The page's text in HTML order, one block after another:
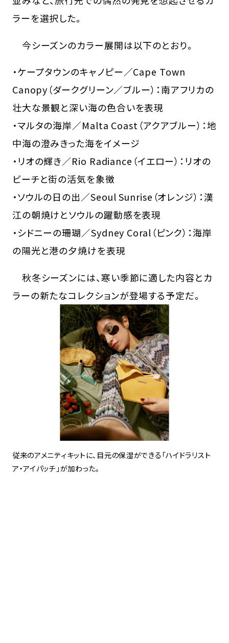
ラーを選択した。
今シーズンのカラー展開は以下のとおり。
・ケープタウンのキャノピー／Cape Town
Canopy（ダークグリーン／ブルー）：南アフリカの
壮大な景観と深い海の色合いを表現
・マルタの海岸／Malta Coast（アクアブルー）：地
中海の澄みきった海をイメージ
・リオの輝き／Rio Radiance（イエロー）：リオの
ビーチと街の活気を象徴
・ソウルの日の出／Seoul Sunrise（オレンジ）：漢
江の朝焼けとソウルの躍動感を表現
・シドニーの珊瑚／Sydney Coral（ピンク）：海岸
の陽光と港の夕焼けを表現
秋冬シーズンには、寒い季節に適した内容とカ
ラーの新たなコレクションが登場する予定だ。
従来のアメニティキットに、目元の保湿ができる「ハイドラリスト
ア・アイパッチ」が加わった。